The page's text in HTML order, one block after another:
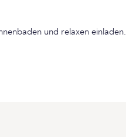
und relaxen einladen.